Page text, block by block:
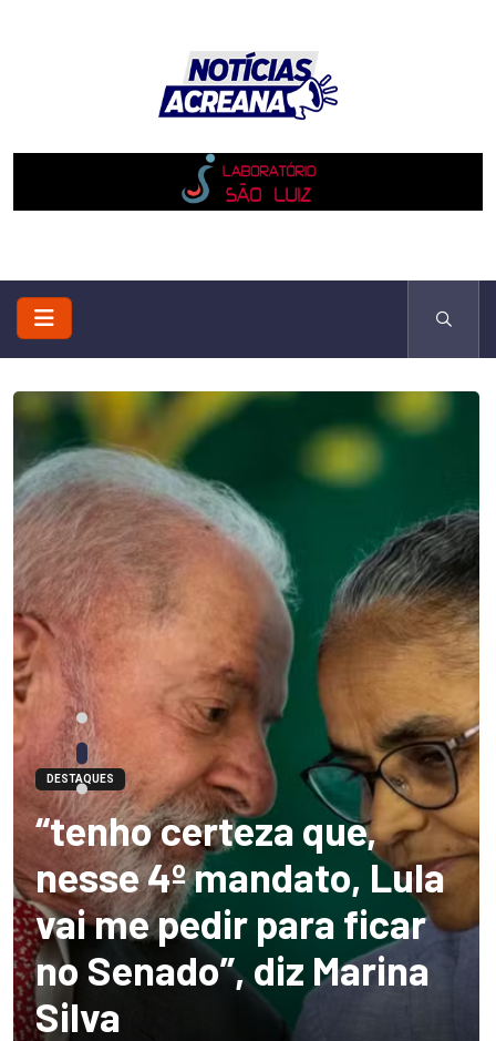
DESTAQUES
“tenho certeza que,
nesse 4º mandato, Lula
vai me pedir para ficar
no Senado”, diz Marina
Silva